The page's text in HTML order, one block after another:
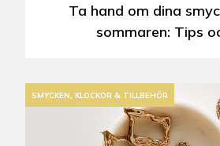
Ta hand om dina
sommaren: Tips
SMYCKEN, KLOCKOR & TILLBEHÖR